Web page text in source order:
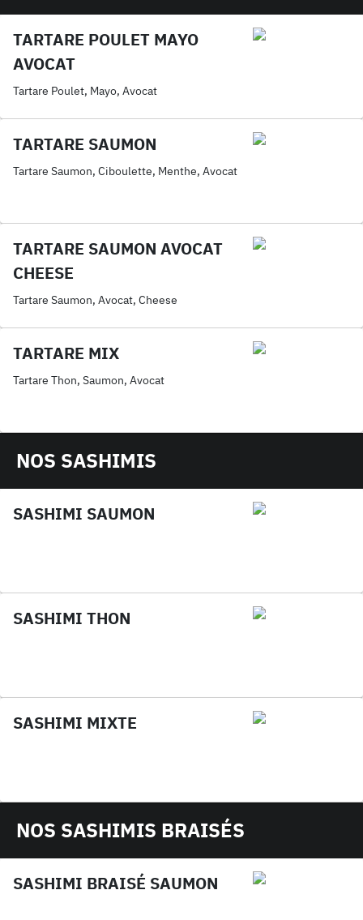
TARTARE POULET MAYO
AVOCAT
Tartare Poulet, Mayo, Avocat
TARTARE SAUMON
Tartare Saumon, Ciboulette, Menthe, Avocat
TARTARE SAUMON AVOCAT
CHEESE
Tartare Saumon, Avocat, Cheese
TARTARE MIX
Tartare Thon, Saumon, Avocat
NOS SASHIMIS
SASHIMI SAUMON
SASHIMI THON
SASHIMI MIXTE
NOS SASHIMIS BRAISÉS
SASHIMI BRAISÉ SAUMON